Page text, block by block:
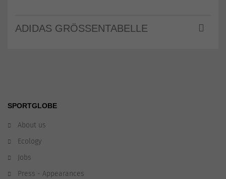
ADIDAS GRÖSSENTABELLE
SPORTGLOBE
About us
Ecology
Jobs
Press - Appearances